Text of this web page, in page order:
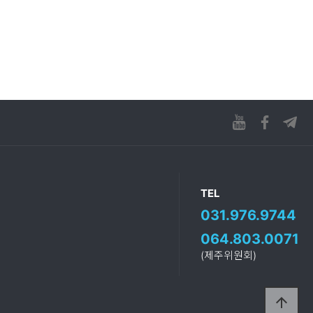
TEL
031.976.9744
064.803.0071
(제주위원회)
arrow_upward